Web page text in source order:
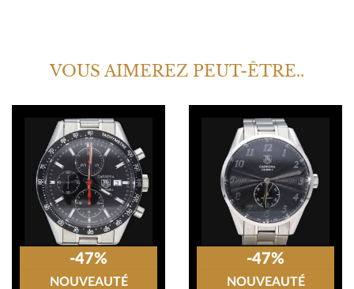
VOUS AIMEREZ PEUT-ÊTRE..
-47%
NOUVEAUTÉ
-47%
NOUVEAUTÉ